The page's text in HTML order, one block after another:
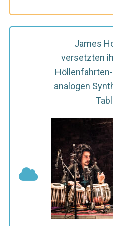
James
versetzten
analogen